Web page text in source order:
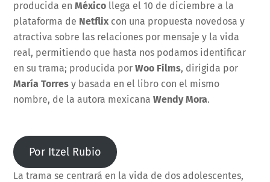
producida enMéxico llega el 10 de diciembre a la
plataforma de Netflix con una propuesta novedosa y
atractiva sobre las relaciones por mensaje y la vida
real, permitiendo que hasta nos podamos identificar
en su trama; producida porWoo Films, dirigida por
María Torres y basada en el libro con el mismo
nombre, de la autora mexicanaWendy Mora.
Por Itzel Rubio
La trama se centrará en la vida de dos adolescentes,